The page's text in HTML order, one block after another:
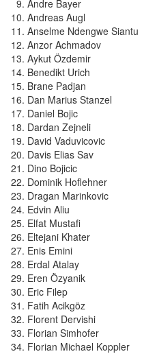
Andre Bayer
Andreas Augl
Anselme Ndengwe Siantu
Anzor Achmadov
Aykut Özdemir
Benedikt Urich
Brane Padjan
Dan Marius Stanzel
Daniel Bojic
Dardan Zejneli
David Vaduvicovic
Davis Elias Sav
Dino Bojicic
Dominik Hoflehner
Dragan Marinkovic
Edvin Aliu
Elfat Mustafi
Eltejani Khater
Enis Emini
Erdal Atalay
Eren Özyanik
Eric Filep
Fatih Acikgöz
Florent Dervishi
Florian Simhofer
Florian Michael Koppler